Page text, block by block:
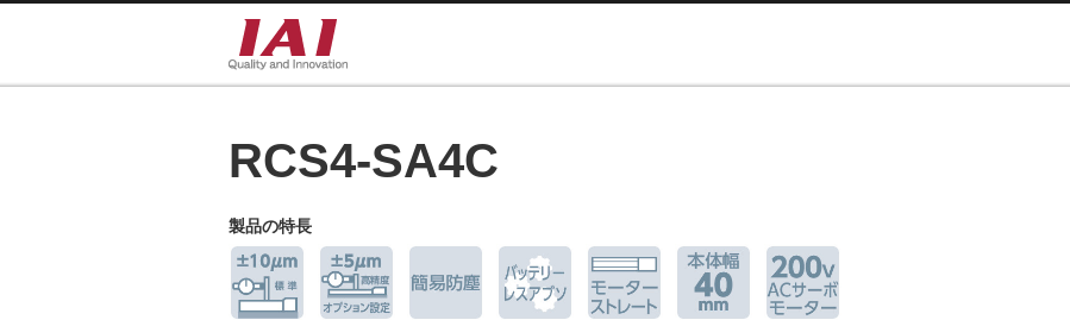
RCS4-SA4C
製品の特長